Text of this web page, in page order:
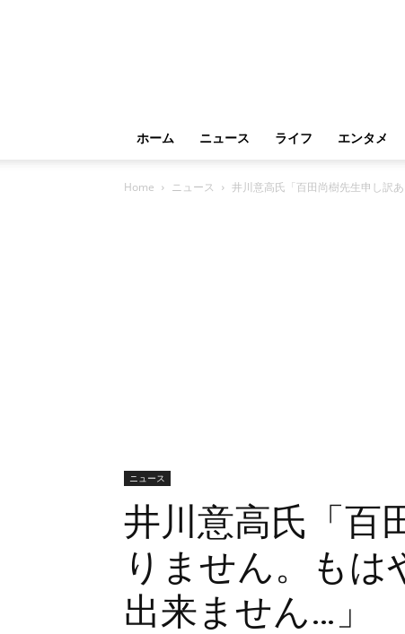
ホーム ニュース ライフ エンタメ
Home ニュース 井川意高氏「百田尚樹先生申し訳
ニュース
井川意高氏「百
りません。もは
出来ません…」